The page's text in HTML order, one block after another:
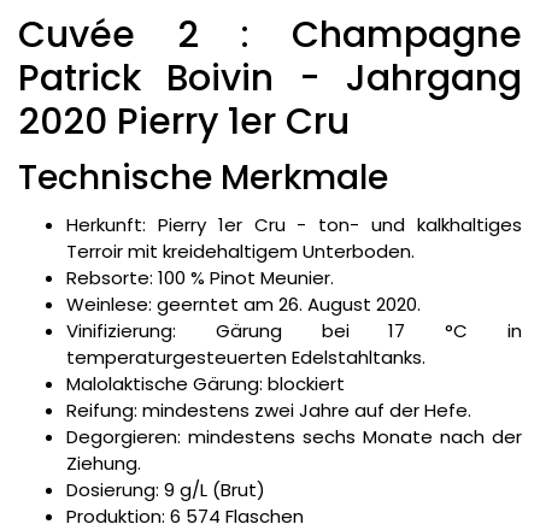
Cuvée 2 : Champagne
Patrick Boivin - Jahrgang
2020 Pierry 1er Cru
Technische Merkmale
Herkunft: Pierry 1er Cru - ton- und kalkhaltiges
Terroir mit kreidehaltigem Unterboden.
Rebsorte: 100 % Pinot Meunier.
Weinlese: geerntet am 26. August 2020.
Vinifizierung: Gärung bei 17 °C in
temperaturgesteuerten Edelstahltanks.
Malolaktische Gärung: blockiert
Reifung: mindestens zwei Jahre auf der Hefe.
Degorgieren: mindestens sechs Monate nach der
Ziehung.
Dosierung: 9 g/L (Brut)
Produktion: 6 574 Flaschen